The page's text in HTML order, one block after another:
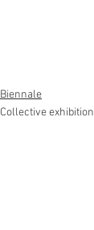
Biennale
Collective exhibition